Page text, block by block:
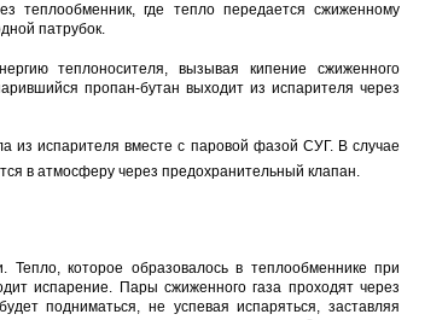
где тепло передается сжиженному
патрубок.
теплоносителя, вызывая кипение сжиженного
пропан-бутан выходит из испарителя через
из испарителя вместе с паровой фазой СУГ. В случае
в атмосферу через предохранительный клапан.
которое образовалось в теплообменнике при
испарение. Пары сжиженного газа проходят через
подниматься, не успевая испаряться, заставляя